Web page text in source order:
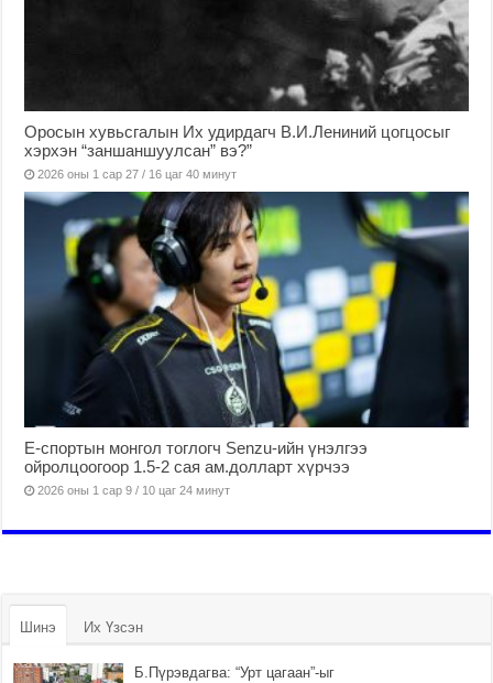
Оросын хувьсгалын Их удирдагч В.И.Лениний цогцосыг
хэрхэн “заншаншуулсан” вэ?”
2026 оны 1 сар 27 / 16 цаг 40 минут
Е-спортын монгол тоглогч Senzu-ийн үнэлгээ
ойролцоогоор 1.5-2 сая ам.долларт хүрчээ
2026 оны 1 сар 9 / 10 цаг 24 минут
Шинэ Их Үзсэн
Б.Пүрэвдагва: “Урт цагаан”-ыг